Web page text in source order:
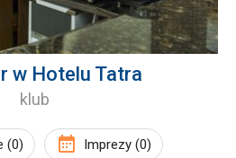
w Hotelu Tatra
klub
(0) Imprezy (0)